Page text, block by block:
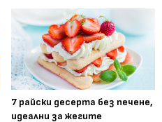
7 райски десерта без печене,
идеални за жегите